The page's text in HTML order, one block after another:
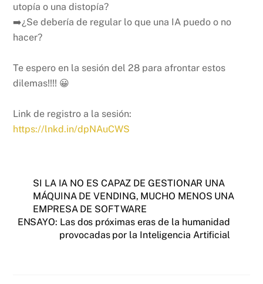
utopía o una distopía?
➡️¿Se debería de regular lo que una IA puedo o no
hacer?
Te espero en la sesión del 28 para afrontar estos
dilemas!!!! 😀
Link de registro a la sesión:
https://lnkd.in/dpNAuCWS
SI LA IA NO ES CAPAZ DE GESTIONAR UNA
MÁQUINA DE VENDING, MUCHO MENOS UNA
EMPRESA DE SOFTWARE
ENSAYO: Las dos próximas eras de la humanidad
provocadas por la Inteligencia Artificial